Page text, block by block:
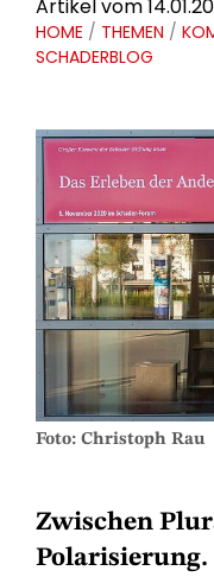
Artikel vom
HOME / THEMEN /
SCHADERBLOG
Foto: Christoph Rau
Zwischen
Polarisierung.